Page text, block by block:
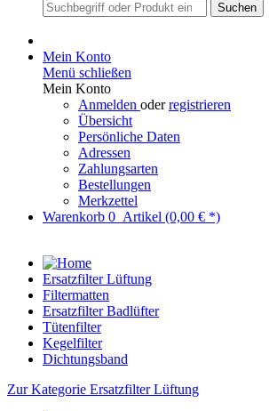
Suchen
Mein Konto
Menü schließen
Mein Konto
Anmelden oderregistrieren
Übersicht
Persönliche Daten
Adressen
Zahlungsarten
Bestellungen
Merkzettel
Warenkorb 0 Artikel (0,00 € *)
Ersatzfilter Lüftung
Filtermatten
Ersatzfilter Badlüfter
Tütenfilter
Kegelfilter
Dichtungsband
Zur Kategorie Ersatzfilter Lüftung